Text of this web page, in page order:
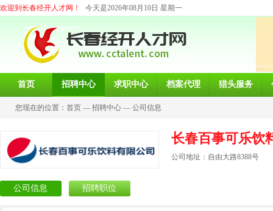
欢迎到长春经开人才网！ 今天是2026年08月10日 星期一
首页 招聘中心 求职中心 档案代理 猎头服务
您现在的位置： 首页 — 招聘中心 — 公司信息
长春百事可乐饮
公司地址：自由大路8388号
公司信息 招聘职位